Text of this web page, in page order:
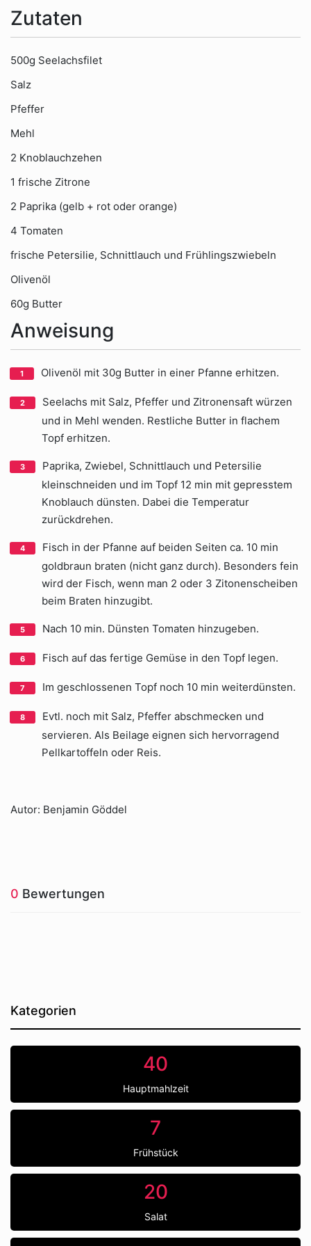
Zutaten
500g Seelachsfilet
Salz
Pfeffer
Mehl
2 Knoblauchzehen
1 frische Zitrone
2 Paprika (gelb + rot oder orange)
4 Tomaten
frische Petersilie, Schnittlauch und Frühlingszwiebeln
Olivenöl
60g Butter
Anweisung
Olivenöl mit 30g Butter in einer Pfanne erhitzen.
Seelachs mit Salz, Pfeffer und Zitronensaft würzen
und in Mehl wenden. Restliche Butter in flachem
Topf erhitzen.
Paprika, Zwiebel, Schnittlauch und Petersilie
kleinschneiden und im Topf 12 min mit gepresstem
Knoblauch dünsten. Dabei die Temperatur
zurückdrehen.
Fisch in der Pfanne auf beiden Seiten ca. 10 min
goldbraun braten (nicht ganz durch). Besonders fein
wird der Fisch, wenn man 2 oder 3 Zitonenscheiben
beim Braten hinzugibt.
Nach 10 min. Dünsten Tomaten hinzugeben.
Fisch auf das fertige Gemüse in den Topf legen.
Im geschlossenen Topf noch 10 min weiterdünsten.
Evtl. noch mit Salz, Pfeffer abschmecken und
servieren. Als Beilage eignen sich hervorragend
Pellkartoffeln oder Reis.
Autor: Benjamin Göddel
0 Bewertungen
Kategorien
40
Hauptmahlzeit
7
Frühstück
20
Salat